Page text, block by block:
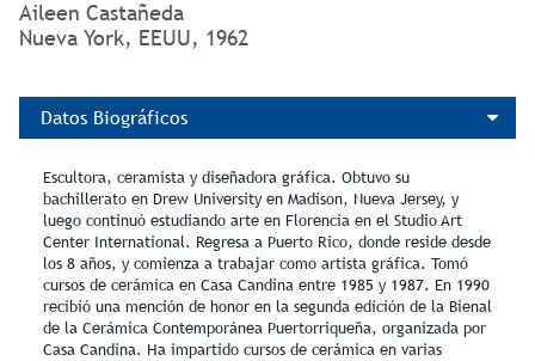
Aileen Castañeda
Nueva York, EEUU, 1962
Datos Biográficos
Escultora, ceramista y diseñadora gráfica. Obtuvo su
bachillerato en Drew University en Madison, Nueva Jersey, y
luego continuó estudiando arte en Florencia en el Studio Art
Center International. Regresa a Puerto Rico, donde reside desde
los 8 años, y comienza a trabajar como artista gráfica. Tomó
cursos de cerámica en Casa Candina entre 1985 y 1987. En 1990
recibió una mención de honor en la segunda edición de la Bienal
de la Cerámica Contemporánea Puertorriqueña, organizada por
Casa Candina. Ha impartido cursos de cerámica en varias